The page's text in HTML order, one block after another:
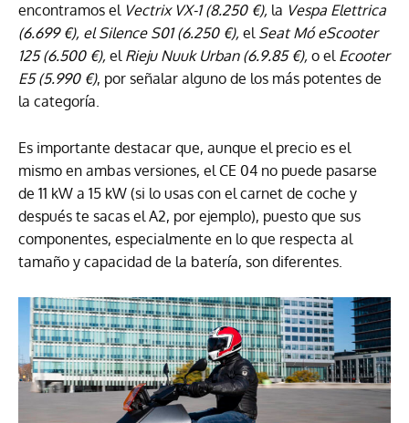
encontramos el Vectrix VX-1 (8.250 €), la Vespa Elettrica
(6.699 €), el Silence S01 (6.250 €), elSeat Mó eScooter
125 (6.500 €), elRieju Nuuk Urban (6.9.85 €), o elEcooter
E5 (5.990 €), por señalar alguno de los más potentes de
la categoría.
Es importante destacar que, aunque el precio es el
mismo en ambas versiones, el CE 04 no puede pasarse
de 11 kW a 15 kW (si lo usas con el carnet de coche y
después te sacas el A2, por ejemplo), puesto que sus
componentes, especialmente en lo que respecta al
tamaño y capacidad de la batería, son diferentes.